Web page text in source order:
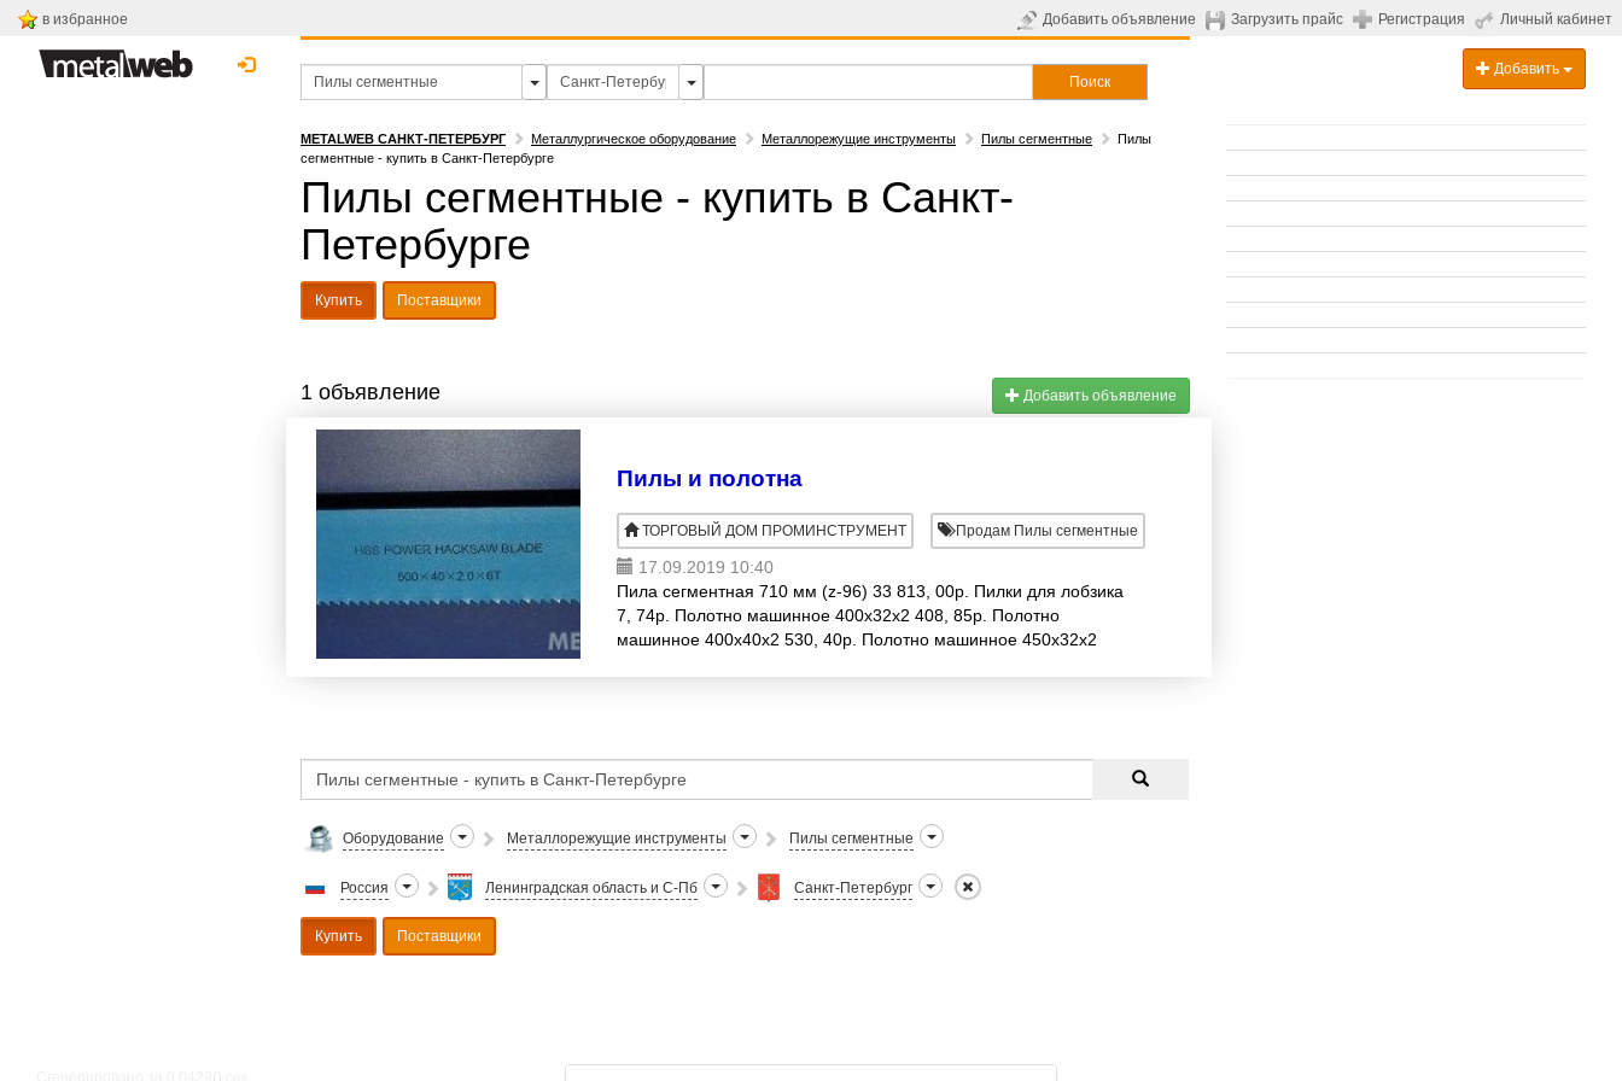
в избранное Добавить объявление Загрузить прайс Регистрация Личный кабинет
Поиск
Добавить
METALWEB САНКТ-ПЕТЕРБУРГ Металлургическое оборудование Металлорежущие инструменты Пилы сегментные
Пилы
сегментные - купить в Санкт-Петербурге
Пилы сегментные - купить в Санкт-
Петербурге
Купить Поставщики
1 объявление Добавить объявление
Пилы и полотна
ТОРГОВЫЙ ДОМ ПРОМИНСТРУМЕНТ Продам Пилы сегментные
17.09.2019 10:40
Пила сегментная 710 мм (z-96) 33 813, 00р. Пилки для лобзика
7, 74р. Полотно машинное 400х32х2 408, 85р. Полотно
машинное 400х40х2 530, 40р. Полотно машинное 450х32х2
Оборудование Металлорежущие инструменты Пилы сегментные
Россия Ленинградская область и С-Пб Санкт-Петербург
Купить Поставщики